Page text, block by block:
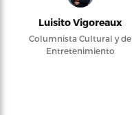
Luisito Vigoreaux
Columnista Cultural y de
Entretenimiento